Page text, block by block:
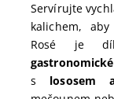
Servírujte
kalichem,
Rosé je
s lososem